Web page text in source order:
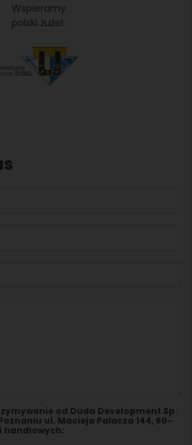
Wspieramy
polski żużel:
od Duda Development Sp.
ul. Macieja Palacza 144, 60-
handlowych: